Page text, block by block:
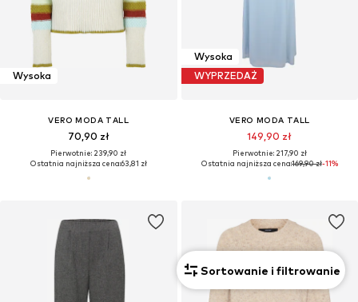
Wysoka
VERO MODA TALL
70,90 zł
Pierwotnie: 239,90 zł
Ostatnia najniższa cena:63,81 zł
Wysoka
WYPRZEDAŻ
VERO MODA TALL
149,90 zł
Pierwotnie: 217,90 zł
Ostatnia najniższa cena:169,90 zł-11%
Sortowanie i filtrowanie